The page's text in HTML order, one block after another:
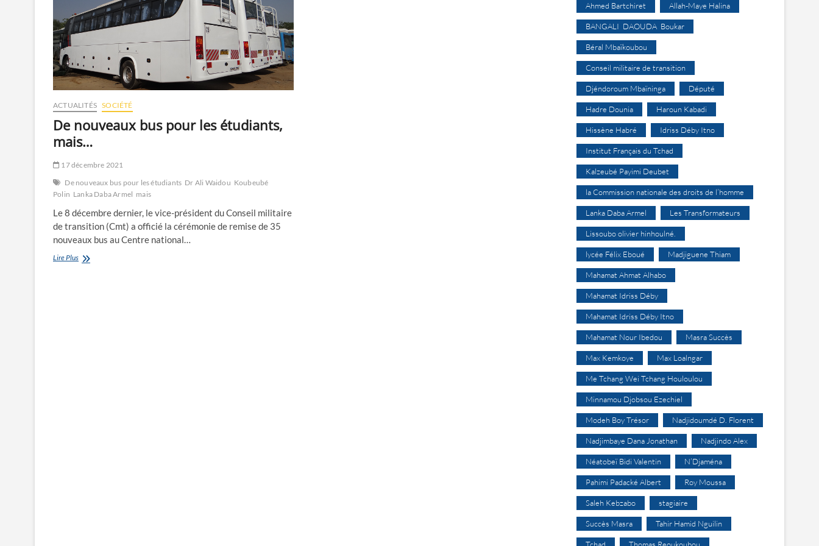
ACTUALITÉS SOCIÉTÉ
De nouveaux bus pour les étudiants,
mais…
17 décembre 2021
De nouveaux bus pour les étudiants Dr Ali Waidou Koubeubé
Polin Lanka Daba Armel mais
Le 8 décembre dernier, le vice-président du Conseil militaire
de transition (Cmt) a officié la cérémonie de remise de 35
nouveaux bus au Centre national…
Lire PlusDe
Ahmed Bartchiret Allah-Maye Halina
BANGALI DAOUDA Boukar
Béral Mbaïkoubou
Conseil militaire de transition
Djéndoroum Mbaïninga Député
Hadre Dounia Haroun Kabadi
Hissène Habré Idriss Déby Itno
Institut Français du Tchad
Kalzeubé Payimi Deubet
la Commission nationale des droits de l’homme
Lanka Daba Armel Les Transformateurs
Lissoubo olivier hinhoulné.
lycée Félix Eboué Madjiguene Thiam
Mahamat Ahmat Alhabo
Mahamat Idriss Déby
Mahamat Idriss Déby Itno
Mahamat Nour Ibedou Masra Succès
Max Kemkoye Max Loalngar
Me Tchang Wei Tchang Houloulou
Minnamou Djobsou Ezechiel
Modeh Boy Trésor Nadjidoumdé D. Florent
Nadjimbaye Dana Jonathan Nadjindo Alex
Néatobeï Bidi Valentin N’Djaména
Pahimi Padacké Albert Roy Moussa
Saleh Kebzabo stagiaire
Succès Masra Tahir Hamid Nguilin